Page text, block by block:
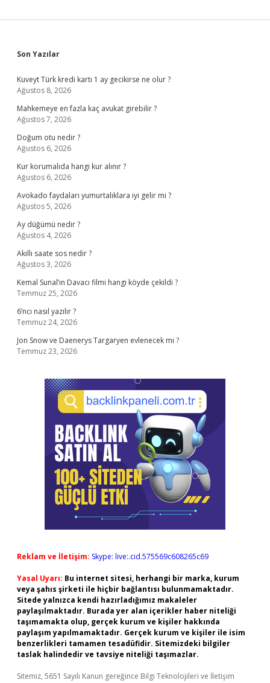
Sidebar
Son Yazılar
Kuveyt Türk kredi kartı 1 ay gecikirse ne olur ?
Ağustos 8, 2026
Mahkemeye en fazla kaç avukat girebilir ?
Ağustos 7, 2026
Doğum otu nedir ?
Ağustos 6, 2026
Kur korumalıda hangi kur alınır ?
Ağustos 6, 2026
Avokado faydaları yumurtalıklara iyi gelir mi ?
Ağustos 5, 2026
Ay düğümü nedir ?
Ağustos 4, 2026
Akıllı saate sos nedir ?
Ağustos 3, 2026
Kemal Sunal’ın Davacı filmi hangi köyde çekildi ?
Temmuz 25, 2026
6’ncı nasıl yazılır ?
Temmuz 24, 2026
Jon Snow ve Daenerys Targaryen evlenecek mi ?
Temmuz 23, 2026
Reklam ve İletişim: Skype: live:.cid.575569c608265c69
Yasal Uyarı: Bu internet sitesi, herhangi bir marka, kurum
veya şahıs şirketi ile hiçbir bağlantısı bulunmamaktadır.
Sitede yalnızca kendi hazırladığımız makaleler
paylaşılmaktadır. Burada yer alan içerikler haber niteliği
taşımamakta olup, gerçek kurum ve kişiler hakkında
paylaşım yapılmamaktadır. Gerçek kurum ve kişiler ile isim
benzerlikleri tamamen tesadüfidir. Sitemizdeki bilgiler
taslak halindedir ve tavsiye niteliği taşımazlar.
Sitemiz, 5651 Sayılı Kanun gereğince Bilgi Teknolojileri ve İletişim